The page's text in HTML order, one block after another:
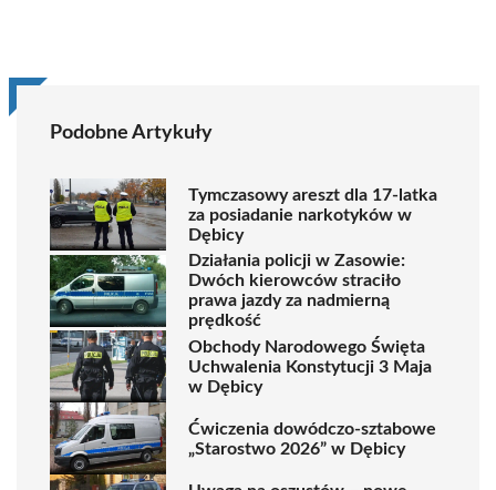
Podobne Artykuły
Tymczasowy areszt dla 17-latka
za posiadanie narkotyków w
Dębicy
Działania policji w Zasowie:
Dwóch kierowców straciło
prawa jazdy za nadmierną
prędkość
Obchody Narodowego Święta
Uchwalenia Konstytucji 3 Maja
w Dębicy
Ćwiczenia dowódczo-sztabowe
„Starostwo 2026” w Dębicy